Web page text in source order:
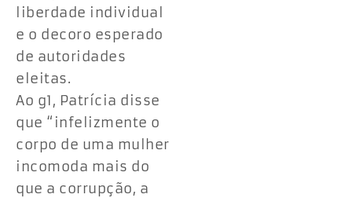
liberdade individual
e o decoro esperado
de autoridades
eleitas.
Ao g1, Patrícia disse
que “infelizmente o
corpo de uma mulher
incomoda mais do
que a corrupção, a